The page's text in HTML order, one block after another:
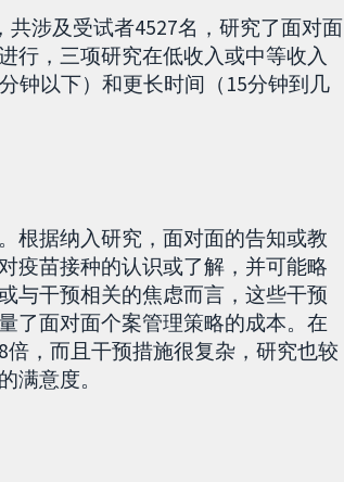
涉及受试者4527名，研究了面对面
行，三项研究在低收入或中等收入
钟以下）和更长时间（15分钟到几
根据纳入研究，面对面的告知或教
疫苗接种的认识或了解，并可能略
与干预相关的焦虑而言，这些干预
了面对面个案管理策略的成本。在
，而且干预措施很复杂，研究也较
满意度。